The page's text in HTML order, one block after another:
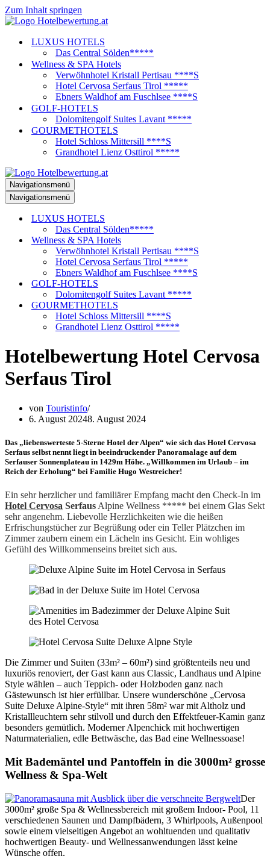
Zum Inhalt springen
LUXUS HOTELS
Das Central Sölden*****
Wellness & SPA Hotels
Verwöhnhotel Kristall Pertisau ****S
Hotel Cervosa Serfaus Tirol *****
Ebners Waldhof am Fuschlsee ****S
GOLF-HOTELS
Dolomitengolf Suites Lavant *****
GOURMETHOTELS
Hotel Schloss Mittersill ****S
Grandhotel Lienz Osttirol *****
Navigationsmenü
Navigationsmenü
LUXUS HOTELS
Das Central Sölden*****
Wellness & SPA Hotels
Verwöhnhotel Kristall Pertisau ****S
Hotel Cervosa Serfaus Tirol *****
Ebners Waldhof am Fuschlsee ****S
GOLF-HOTELS
Dolomitengolf Suites Lavant *****
GOURMETHOTELS
Hotel Schloss Mittersill ****S
Grandhotel Lienz Osttirol *****
Hotelbewertung Hotel Cervosa
Serfaus Tirol
von Touristinfo
6. August 20248. August 2024
Das „liebenswerteste 5-Sterne Hotel der Alpen“ wie sich das Hotel Cervosa
Serfaus selbst nennt liegt in beeindruckender Panoramalage auf dem
Serfauser Sonnenplateau in 1429m Höhe. „Willkommen im Urlaub – im
Reich der Erholung“ bei Familie Hugo Westreicher!
Ein sehr herzlicher und familiärer Empfang macht den Check-In im
Hotel Cervosa Serfaus Alpine Wellness ***** bei einem Glas Sekt
sehr angenehm. Liebevolle Herzlichkeiten wie die heißen
Erfrischungstücher zur Begrüßung oder ein Teller Plätzchen im
Zimmer zaubern einem ein Lächeln ins Gesicht. Ein wohliges
Gefühl des Willkommenseins breitet sich aus.
Die Zimmer und Suiten (33m² – 60m²) sind größtenteils neu und
luxuriös renoviert, der Gast kann aus Classic, Landhaus und Alpine
Style wählen – auch Teppich- oder Holzboden ganz nach
Gästewunsch ist hier erfüllbar. Unsere wunderschöne „Cervosa
Suite Deluxe Alpine-Style“ mit ihren 58m² war mit Altholz und
Kristallleuchtern sehr stilvoll und durch den Effektfeuer-Kamin ganz
besonders gemütlich. Moderner Alpenchick mit hochwertigen
Naturmaterialien, edle Bettwäsche, das Bad eine Wellnessoase!
Mit Bademäntel und Pantoffeln in die 3000m² grosse
Wellness & Spa-Welt
Der
3000m² große Spa & Wellnessbereich mit großem Indoor- Pool, 11
verschiedenen Saunen und Dampfbädern, 3 Whirlpools, Außenpool
sowie einem vielseitigen Angebot an wohltuenden und qualitativ
hochwertigen Beauty- und Wellnessanwendungen lässt keine
Wünsche offen.